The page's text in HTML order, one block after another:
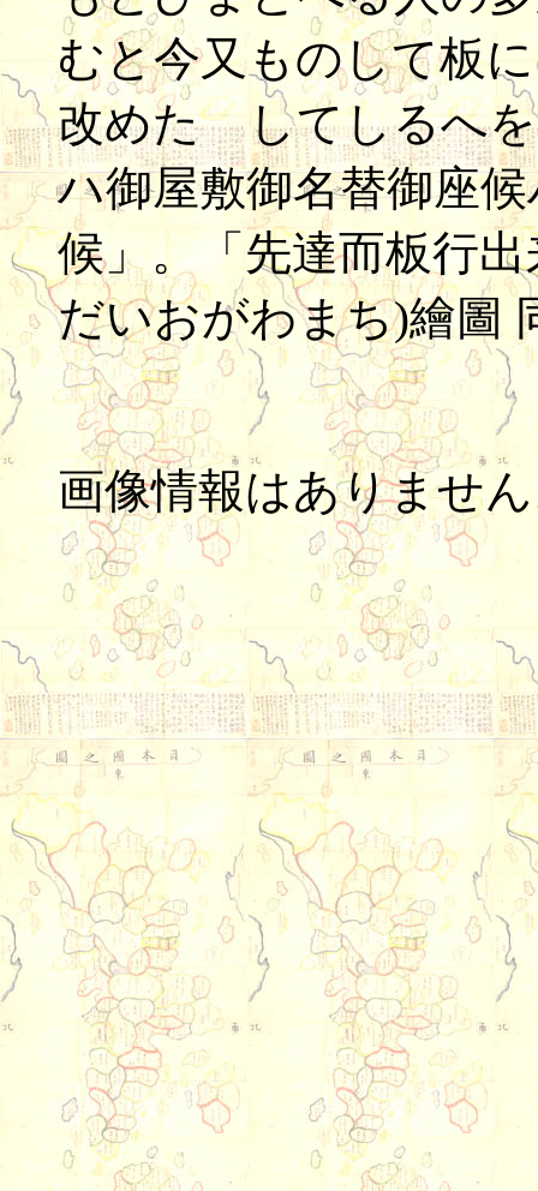
むと今又ものして板
改めたゝしてしるへ
ハ御屋敷御名替御座
候」。「先達而板行
だいおがわまち)繪圖
画像情報はありませ